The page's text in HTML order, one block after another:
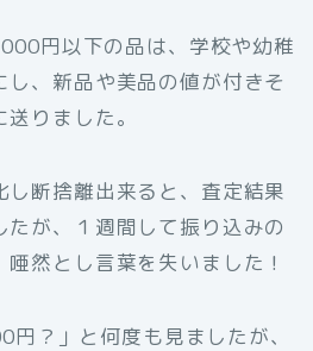
円以下の品は、学校や幼稚
、新品や美品の値が付きそ
りました。
し断捨離出来ると、査定結果
が、１週間して振り込みの
然とし言葉を失いました！
円？」と何度も見ましたが、